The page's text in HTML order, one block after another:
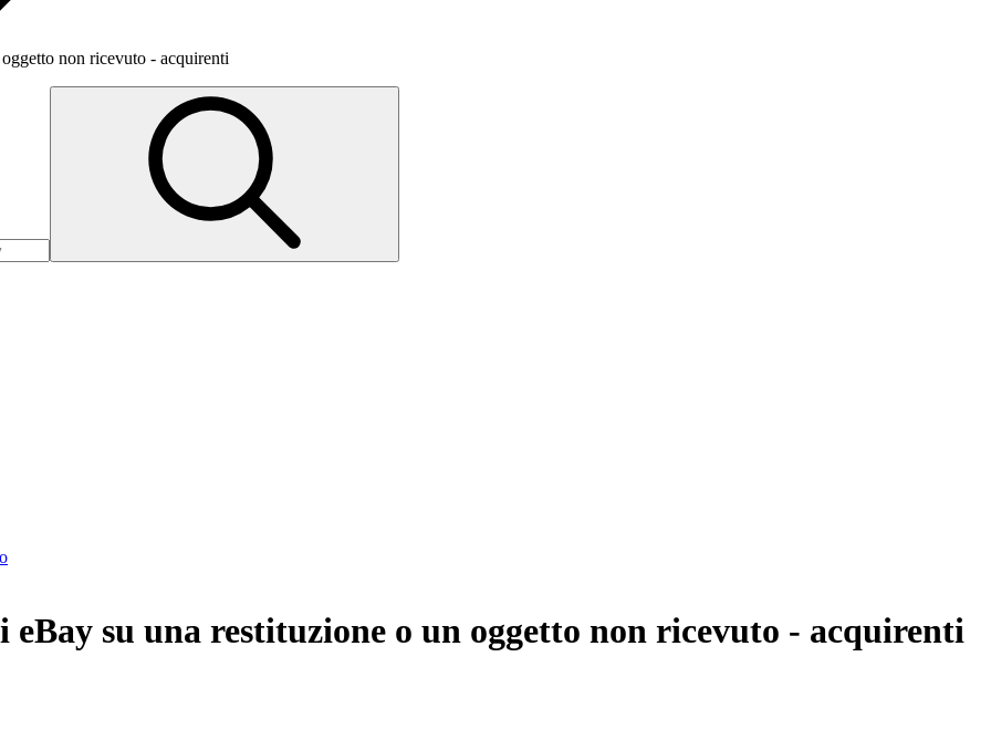
non ricevuto - acquirenti
su una restituzione o un oggetto non ricevuto - acquirenti